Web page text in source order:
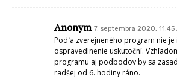
Anonym 7. septembra 2020, 11:45
Podľa zverejneného program nie je
ospravedlnenie uskutoční.
programu aj podbodov by sa
radšej od 6. hodiny ráno.